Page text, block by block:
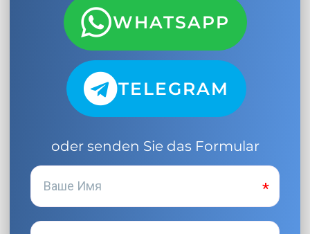
WHATSAPP
TELEGRAM
oder senden Sie das Formular